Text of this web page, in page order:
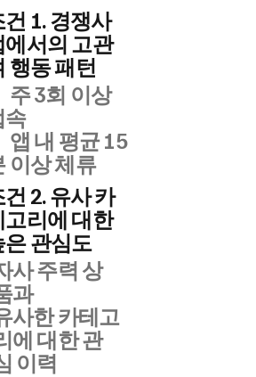
건 1. 경쟁사
에서의 고관
행동 패턴
주 3회 이상
속
앱 내 평균 15
이상 체류
건 2. 유사 카
고리에 대한
은 관심도
사 주력 상
과
사한 카테고
에 대한 관
이력